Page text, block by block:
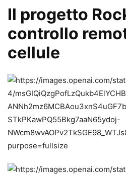
Il progetto
controllo
cellule